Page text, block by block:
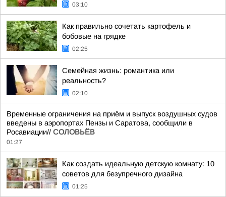
03:10
Как правильно сочетать картофель и
бобовые на грядке
02:25
Семейная жизнь: романтика или
реальность?
02:10
Временные ограничения на приём и выпуск воздушных судов
введены в аэропортах Пензы и Саратова, сообщили в
Росавиации// СОЛОВЬЁВ
01:27
Как создать идеальную детскую комнату: 10
советов для безупречного дизайна
01:25